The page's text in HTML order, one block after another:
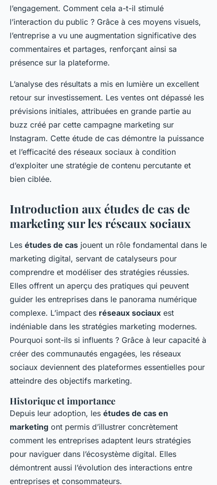
l’engagement. Comment cela a-t-il stimulé
l’interaction du public ? Grâce à ces moyens visuels,
l’entreprise a vu une augmentation significative des
commentaires et partages, renforçant ainsi sa
présence sur la plateforme.
L’analyse des résultats a mis en lumière un excellent
retour sur investissement. Les ventes ont dépassé les
prévisions initiales, attribuées en grande partie au
buzz créé par cette campagne marketing sur
Instagram. Cette étude de cas démontre la puissance
et l’efficacité des réseaux sociaux à condition
d’exploiter une stratégie de contenu percutante et
bien ciblée.
Introduction aux études de cas de
marketing sur les réseaux sociaux
Les études de cas jouent un rôle fondamental dans le
marketing digital, servant de catalyseurs pour
comprendre et modéliser des stratégies réussies.
Elles offrent un aperçu des pratiques qui peuvent
guider les entreprises dans le panorama numérique
complexe. L’impact des réseaux sociaux est
indéniable dans les stratégies marketing modernes.
Pourquoi sont-ils si influents ? Grâce à leur capacité à
créer des communautés engagées, les réseaux
sociaux deviennent des plateformes essentielles pour
atteindre des objectifs marketing.
Historique et importance
Depuis leur adoption, les études de cas en
marketing ont permis d’illustrer concrètement
comment les entreprises adaptent leurs stratégies
pour naviguer dans l’écosystème digital. Elles
démontrent aussi l’évolution des interactions entre
entreprises et consommateurs.